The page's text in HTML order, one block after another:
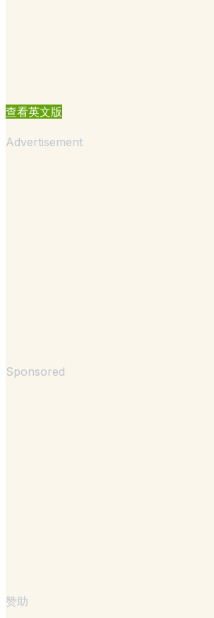
查看英文版
Advertisement
Sponsored
赞助